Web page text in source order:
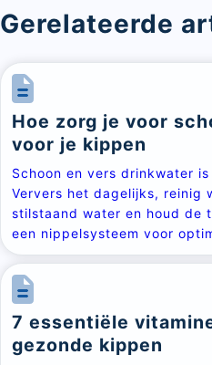
Gerelateerde
Hoe zorg je voor
voor je kippen
Schoon en vers drinkwater
Ververs het dagelijks, reinig
stilstaand water en houd de
een nippelsysteem voor
7 essentiële
gezonde kippen